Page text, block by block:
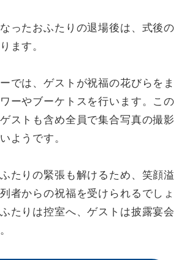
ったおふたりの退場後は、式後の
ます。
では、ゲストが祝福の花びらをま
ーやブーケトスを行います。この
ストも含め全員で集合写真の撮影
ようです。
たりの緊張も解けるため、笑顔溢
者からの祝福を受けられるでしょ
たりは控室へ、ゲストは披露宴会